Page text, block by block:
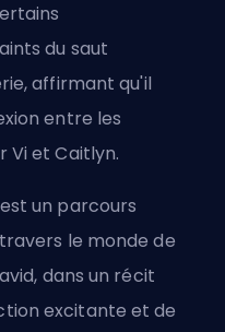
du saut
affirmant qu'il
entre les
Vi et Caitlyn.
un parcours
le monde de
dans un récit
excitante et de